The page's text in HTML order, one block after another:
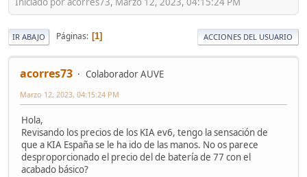
IR ABAJO Páginas 1 ACCIONES DEL USUARIO
acorres73 Colaborador AUVE
Marzo 12, 2023, 04:15:24 PM
Hola,
Revisando los precios de los KIA ev6, tengo la sensación de
que a KIA España se le ha ido de las manos. No os parece
desproporcionado el precio del de batería de 77 con el
acabado básico?